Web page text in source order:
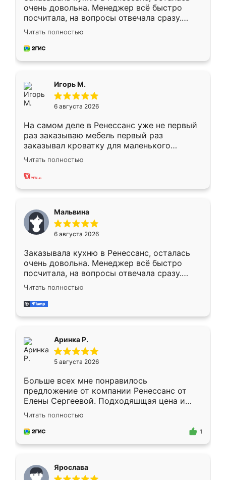
очень довольна. Менеджер всё быстро
посчитала, на вопросы отвечала сразу.
Замерщик приехал в субботу, подошёл к
делу со всей ответственностью. Собрали
за день, ребята работали аккуратно, даже
Читать полностью
Игорь М.
6 августа 2026
На самом деле в Ренессанс уже не первый
раз заказываю мебель первый раз
заказывал кроватку для маленького
ребёнка при его рождении ,во второй раз
заказал шкаф-купе. По качеству очень
хорошее сборка достаточно быстрая,
меньше, здесь же он более разнообразный.
Мне нравится ,если что-то потребуется из
мебели буду заказывать только здесь.
Читать полностью
Мальвина
6 августа 2026
Заказывала кухню в Ренессанс, осталась
очень довольна. Менеджер всё быстро
посчитала, на вопросы отвечала сразу.
Замерщик приехал в субботу, подошёл к
делу со всей ответственностью. Собрали
за день, ребята работали аккуратно, даже
Читать полностью
Аринка Р.
5 августа 2026
Больше всех мне понравилось
предложение от компании Ренессанс от
Елены Сергеевой. Подходяшщая цена и
короткие сроки изготовления. Приехавший
для замера сотрудник Владислав
предложил по моему эскизу самый
Читать полностью
1
Ярослава